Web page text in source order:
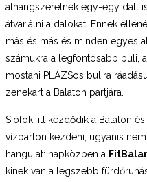
áthangszerelnek egy-egy dalt
átvariálni a dalokat. Ennek
más és más és minden egyes
számukra a legfontosabb buli,
mostani PLÁZSos bulira
zenekart a Balaton partjára.
Siófok, itt kezdődik a Balaton
vízparton kezdeni, ugyanis
hangulat: napközben a
kinek van a legszebb